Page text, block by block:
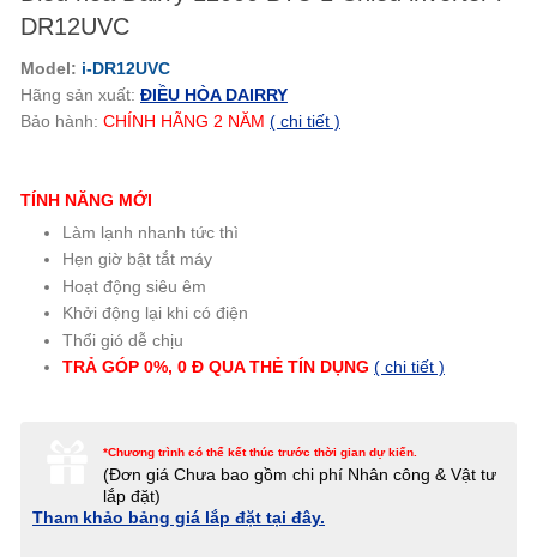
DR12UVC
Model: i-DR12UVC
Hãng sản xuất: ĐIỀU HÒA DAIRRY
Bảo hành: CHÍNH HÃNG 2 NĂM ( chi tiết )
TÍNH NĂNG MỚI
Làm lạnh nhanh tức thì
Hẹn giờ bật tắt máy
Hoạt động siêu êm
Khởi động lại khi có điện
Thổi gió dễ chịu
TRẢ GÓP 0%, 0 Đ QUA THẺ TÍN DỤNG ( chi tiết )
*Chương trình có thể kết thúc trước thời gian dự kiến.
(Đơn giáChưa bao gồm chi phí Nhân công & Vật tư
lắp đặt)
Tham khảo bảng giá lắp đặt tại đây.